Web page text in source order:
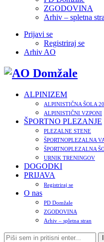
ZGODOVINA
Arhiv – spletna
Prijavi se
Registriraj se
Arhiv AO
ALPINIZEM
ALPINISTIČNA ŠOLA
ALPINISTIČNI VZPONI
ŠPORTNO PLEZANJE
PLEZALNE STENE
ŠPORTNOPLEZALNA
ŠPORTNOPLEZALNA
URNIK TRENINGOV
DOGODKI
PRIJAVA
Registriraj se
O nas
PD Domžale
ZGODOVINA
Arhiv – spletna stran